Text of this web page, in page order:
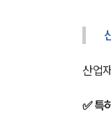
산업
✅ 특